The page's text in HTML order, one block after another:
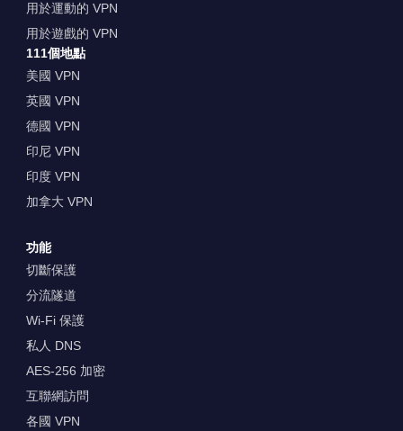
用於運動的 VPN
用於遊戲的 VPN
111個地點
美國 VPN
英國 VPN
德國 VPN
印尼 VPN
印度 VPN
加拿大 VPN
功能
切斷保護
分流隧道
Wi-Fi 保護
私人 DNS
AES-256 加密
互聯網訪問
各國 VPN